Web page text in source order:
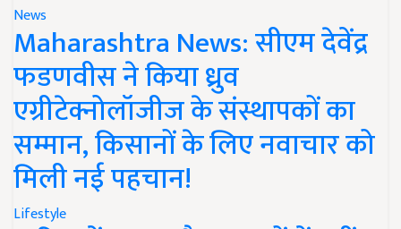
News
Maharashtra News: सीएम देवेंद्र
फडणवीस ने किया ध्रुव
एग्रीटेक्नोलॉजीज के संस्थापकों का
सम्मान, किसानों के लिए नवाचार को
मिली नई पहचान!
Lifestyle